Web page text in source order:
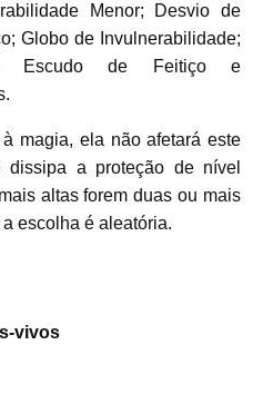
Menor; Desvio de
Globo de Invulnerabilidade;
Escudo de Feitiço e
magia, ela não afetará este
dissipa a proteção de nível
altas forem duas ou mais
escolha é aleatória.
vivos